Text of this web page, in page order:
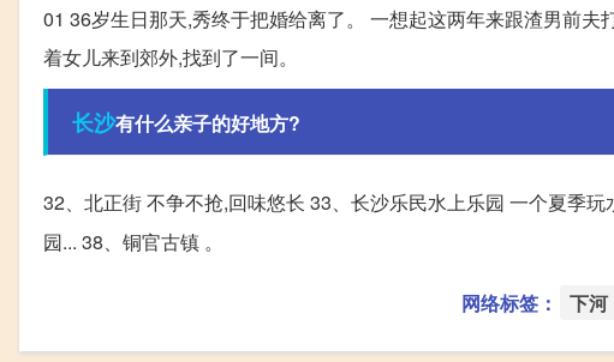
01 36岁生日那天,秀终于把婚给离了。 一想起这两年来跟渣男前
着女儿来到郊外,找到了一间。
长沙有什么亲子的好地方?
32、北正街 不争不抢,回味悠长 33、长沙乐民水上乐园 一个夏季玩
园... 38、铜官古镇 。
网络标签： 下河